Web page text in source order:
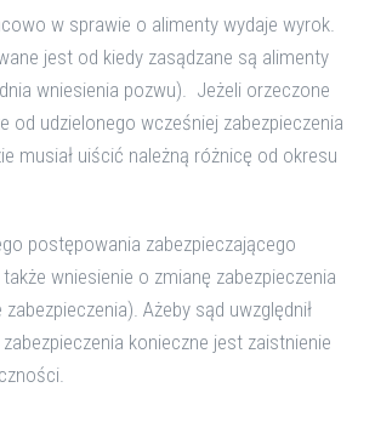
w sprawie o alimenty wydaje wyrok.
jest od kiedy zasądzane są alimenty
wniesienia pozwu). Jeżeli orzeczone
od udzielonego wcześniej zabezpieczenia
musiał uiścić należną różnicę od okresu
postępowania zabezpieczającego
wniesienie o zmianę zabezpieczenia
Ażeby sąd uwzględnił
konieczne jest zaistnienie